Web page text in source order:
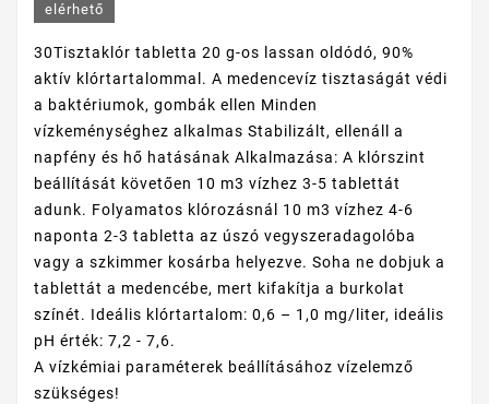
elérhető
30Tisztaklór tabletta 20 g-os lassan oldódó, 90%
aktív klórtartalommal. A medencevíz tisztaságát védi
a baktériumok, gombák ellen Minden
vízkeménységhez alkalmas Stabilizált, ellenáll a
napfény és hő hatásának Alkalmazása: A klórszint
beállítását követően 10 m3 vízhez 3-5 tablettát
adunk. Folyamatos klórozásnál 10 m3 vízhez 4-6
naponta 2-3 tabletta az úszó vegyszeradagolóba
vagy a szkimmer kosárba helyezve. Soha ne dobjuk a
tablettát a medencébe, mert kifakítja a burkolat
színét. Ideális klórtartalom: 0,6 – 1,0 mg/liter, ideális
pH érték: 7,2 - 7,6.
A vízkémiai paraméterek beállításához vízelemző
szükséges!